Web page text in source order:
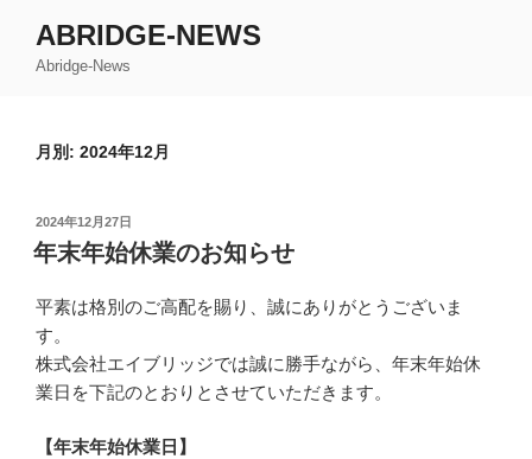
ABRIDGE-NEWS
Abridge-News
月別: 2024年12月
投
稿
日:
2024年12月27日
年末年始休業のお知らせ
平素は格別のご高配を賜り、誠にありがとうございま
す。
株式会社エイブリッジでは誠に勝手ながら、年末年始休
業日を下記のとおりとさせていただきます。
【年末年始休業日】